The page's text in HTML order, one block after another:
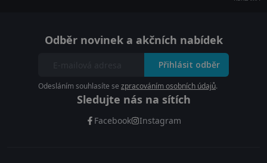
Odběr novinek a akčních nabídek
Přihlásit odběr
Odesláním souhlasíte se zpracováním osobních údajů.
Sledujte nás na sítích
Facebook Instagram